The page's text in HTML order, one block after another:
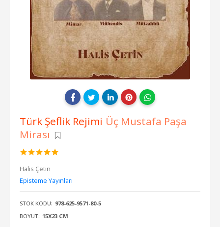
Türk Şeflik Rejimi Üç Mustafa Paşa
Mirası
Halis Çetin
Episteme Yayınları
STOK KODU: 978-625-9571-80-5
BOYUT: 15X23 CM